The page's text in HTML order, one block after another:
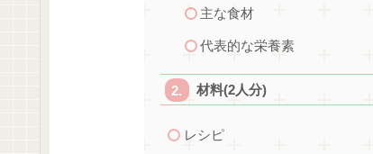
主な食材
代表的な栄養素
材料(2人分)
レシピ